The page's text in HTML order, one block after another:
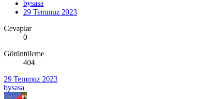
bysasa
29 Temmuz 2023
Cevaplar
0
Görüntüleme
404
29 Temmuz 2023
bysasa